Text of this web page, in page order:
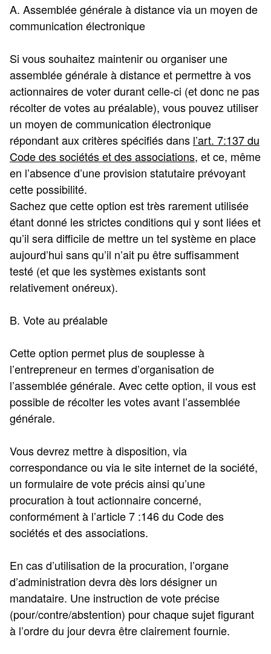
A. Assemblée générale à distance via un moyen de
communication électronique
Si vous souhaitez maintenir ou organiser une
assemblée générale à distance et permettre à vos
actionnaires de voter durant celle-ci (et donc ne pas
récolter de votes au préalable), vous pouvez utiliser
un moyen de communication électronique
répondant aux critères spécifiés dans l’art. 7:137 du
Code des sociétés et des associations, et ce, même
en l’absence d’une provision statutaire prévoyant
cette possibilité.
Sachez que cette option est très rarement utilisée
étant donné les strictes conditions qui y sont liées et
qu’il sera difficile de mettre un tel système en place
aujourd’hui sans qu’il n’ait pu être suffisamment
testé (et que les systèmes existants sont
relativement onéreux).
B. Vote au préalable
Cette option permet plus de souplesse à
l’entrepreneur en termes d’organisation de
l’assemblée générale. Avec cette option, il vous est
possible de récolter les votes avant l’assemblée
générale.
Vous devrez mettre à disposition, via
correspondance ou via le site internet de la société,
un formulaire de vote précis ainsi qu’une
procuration à tout actionnaire concerné,
conformément à l’article 7 :146 du Code des
sociétés et des associations.
En cas d’utilisation de la procuration, l’organe
d’administration devra dès lors désigner un
mandataire. Une instruction de vote précise
(pour/contre/abstention) pour chaque sujet figurant
à l’ordre du jour devra être clairement fournie.